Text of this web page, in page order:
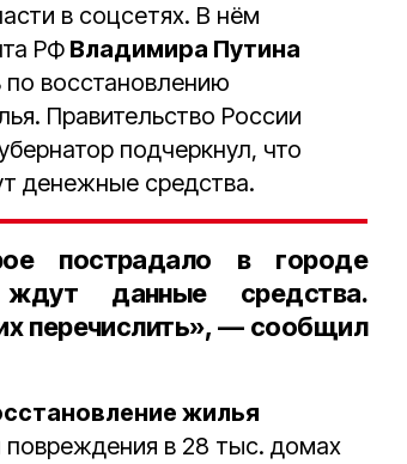
в соцсетях. В нём
РФ Владимира Путина
восстановлению
Правительство России
подчеркнул, что
денежные средства.
пострадало в городе
данные средства.
перечислить», — сообщил
жилья
повреждения в 28 тыс. домах